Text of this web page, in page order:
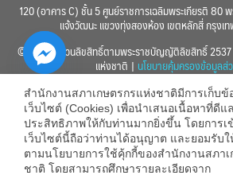
120 (อาคาร C) ชั้น 5 ศูนย์ราชการเฉลิมพระเกียรติ 80
แจ้งวัฒนะ แขวงทุ่งสองห้อง เขตหลักสี่ กรุงเ
© 2560 สงวนลิขสิทธิ์ตามพระราชบัญญัติลิขสิทธิ์ 2537
แห่งชาติ | นโยบายคุ้มครองข้อมูลส่
สำนักงานสภาเกษตรกรแห่งชาติมีการเก็บ
เว็บไซต์ (Cookies) เพื่อนำเสนอเนื้อหาที่ดีแ
ประสิทธิภาพให้กับท่านมากยิ่งขึ้น โดยการเ
เว็บไซต์นี้ถือว่าท่านได้อนุญาต และยอมรับใ
ตามนโยบายการใช้คุ้กกี้ของสำนักงานสภาเ
ชาติ โดยสามารถศึกษารายละเอียดจาก
Hide
chaty